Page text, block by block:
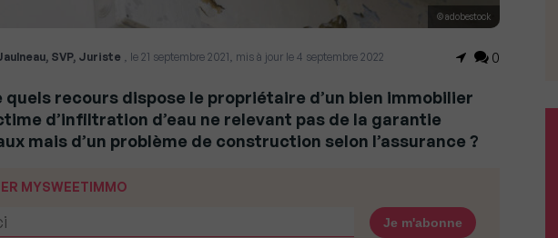
© adobestock
SVP, Juriste , le 21 septembre 2021, mis à jour le 4 septembre 2022 0
quels recours dispose le propriétaire d’un bien immobilier
d’infiltration d’eau ne relevant pas de la garantie
mais d’un problème de construction selon l’assurance ?
MYSWEETIMMO